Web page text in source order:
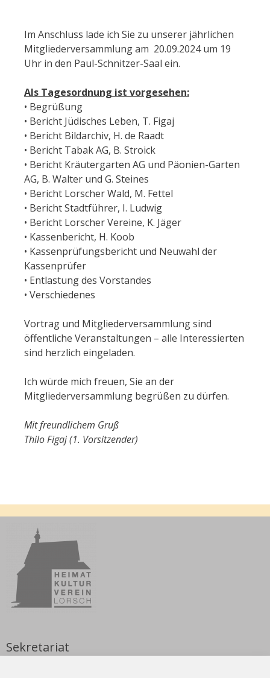
Im Anschluss lade ich Sie zu unserer jährlichen
Mitgliederversammlung am 20.09.2024 um 19
Uhr in den Paul-Schnitzer-Saal ein.
Als Tagesordnung ist vorgesehen:
• Begrüßung
• Bericht Jüdisches Leben, T. Figaj
• Bericht Bildarchiv, H. de Raadt
• Bericht Tabak AG, B. Stroick
• Bericht Kräutergarten AG und Päonien-Garten
AG, B. Walter und G. Steines
• Bericht Lorscher Wald, M. Fettel
• Bericht Stadtführer, I. Ludwig
• Bericht Lorscher Vereine, K. Jäger
• Kassenbericht, H. Koob
• Kassenprüfungsbericht und Neuwahl der
Kassenprüfer
• Entlastung des Vorstandes
• Verschiedenes
Vortrag und Mitgliederversammlung sind
öffentliche Veranstaltungen – alle Interessierten
sind herzlich eingeladen.
Ich würde mich freuen, Sie an der
Mitgliederversammlung begrüßen zu dürfen.
Mit freundlichem Gruß
Thilo Figaj (1. Vorsitzender)
Sekretariat